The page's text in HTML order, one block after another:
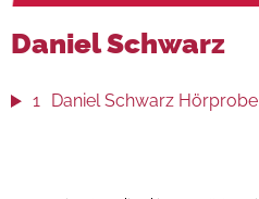
Daniel Schwarz
1 Daniel Schwarz Hörprobe